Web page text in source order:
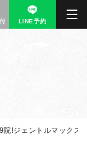
LINE予約
!ジェントルマックス